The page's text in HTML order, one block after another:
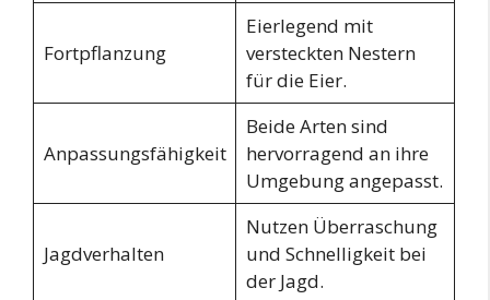
Fortpflanzung
Eierlegend mit
versteckten Nestern
für die Eier.
Anpassungsfähigkeit
Beide Arten sind
hervorragend an ihre
Umgebung angepasst.
Jagdverhalten
Nutzen Überraschung
und Schnelligkeit bei
der Jagd.